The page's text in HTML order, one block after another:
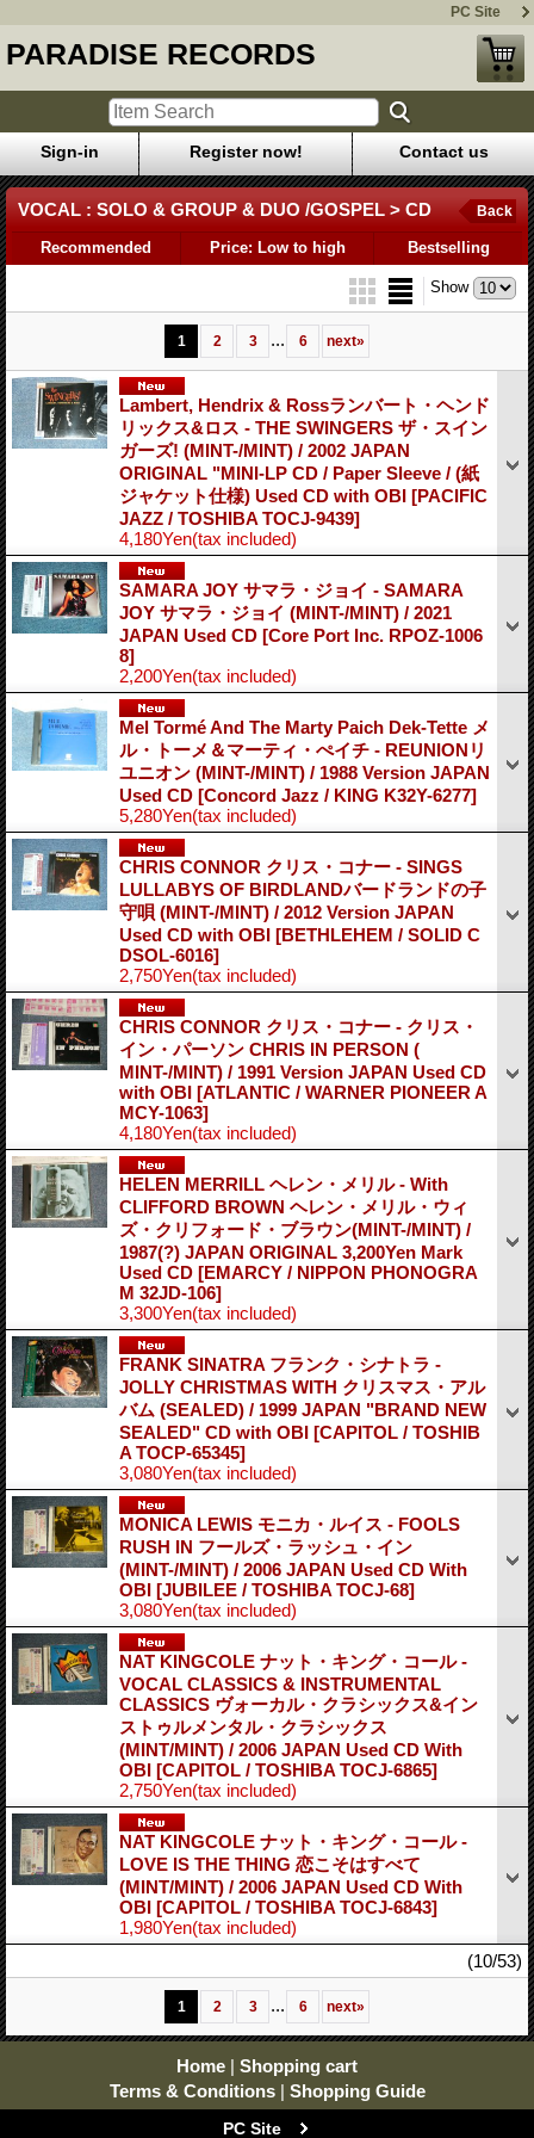
PC Site
PARADISE RECORDS
Sign-in Register now! Contact us
VOCAL : SOLO & GROUP & DUO /GOSPEL > CD Back
Recommended Price: Low to high Bestselling
Show
1 2 3 ... 6 next»
Lambert, Hendrix & Rossランバート・ヘンド
リックス&ロス - THE SWINGERS ザ・スイン
ガーズ! (MINT-/MINT) / 2002 JAPAN
ORIGINAL "MINI-LP CD / Paper Sleeve / (紙
ジャケット仕様) Used CD with OBI [PACIFIC
JAZZ / TOSHIBA TOCJ-9439]
4,180Yen(tax included)
SAMARA JOY サマラ・ジョイ - SAMARA
JOY サマラ・ジョイ (MINT-/MINT) / 2021
JAPAN Used CD [Core Port Inc. RPOZ-1006
8]
2,200Yen(tax included)
Mel Tormé And The Marty Paich Dek-Tette メ
ル・トーメ＆マーティ・ぺイチ - REUNIONリ
ユニオン (MINT-/MINT) / 1988 Version JAPAN
Used CD [Concord Jazz / KING K32Y-6277]
5,280Yen(tax included)
CHRIS CONNOR クリス・コナー - SINGS
LULLABYS OF BIRDLANDバードランドの子
守唄 (MINT-/MINT) / 2012 Version JAPAN
Used CD with OBI [BETHLEHEM / SOLID C
DSOL-6016]
2,750Yen(tax included)
CHRIS CONNOR クリス・コナー - クリス・
イン・パーソン CHRIS IN PERSON (
MINT-/MINT) / 1991 Version JAPAN Used CD
with OBI [ATLANTIC / WARNER PIONEER A
MCY-1063]
4,180Yen(tax included)
HELEN MERRILL ヘレン・メリル - With
CLIFFORD BROWN ヘレン・メリル・ウィ
ズ・クリフォード・ブラウン(MINT-/MINT) /
1987(?) JAPAN ORIGINAL 3,200Yen Mark
Used CD [EMARCY / NIPPON PHONOGRA
M 32JD-106]
3,300Yen(tax included)
FRANK SINATRA フランク・シナトラ -
JOLLY CHRISTMAS WITH クリスマス・アル
バム (SEALED) / 1999 JAPAN "BRAND NEW
SEALED" CD with OBI [CAPITOL / TOSHIB
A TOCP-65345]
3,080Yen(tax included)
MONICA LEWIS モニカ・ルイス - FOOLS
RUSH IN フールズ・ラッシュ・イン
(MINT-/MINT) / 2006 JAPAN Used CD With
OBI [JUBILEE / TOSHIBA TOCJ-68]
3,080Yen(tax included)
NAT KINGCOLE ナット・キング・コール -
VOCAL CLASSICS & INSTRUMENTAL
CLASSICS ヴォーカル・クラシックス&イン
ストゥルメンタル・クラシックス
(MINT/MINT) / 2006 JAPAN Used CD With
OBI [CAPITOL / TOSHIBA TOCJ-6865]
2,750Yen(tax included)
NAT KINGCOLE ナット・キング・コール -
LOVE IS THE THING 恋こそはすべて
(MINT/MINT) / 2006 JAPAN Used CD With
OBI [CAPITOL / TOSHIBA TOCJ-6843]
1,980Yen(tax included)
(10/53)
1 2 3 ... 6 next»
Home | Shopping cart
Terms & Conditions | Shopping Guide
PC Site